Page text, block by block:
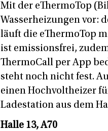
Mit der eThermoTop
Wasserheizungen vor:
läuft die eThermoTop
ist emissionsfrei,
ThermoCall per App
steht noch nicht fest.
einen Hochvoltheizer
Ladestation aus dem
Halle 13, A70